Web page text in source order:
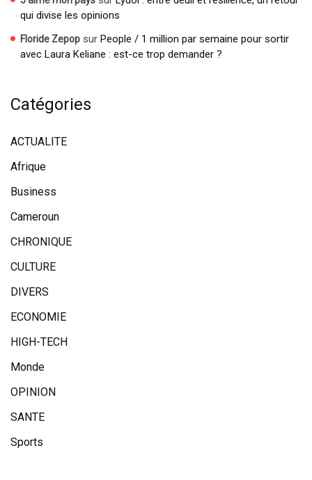
qui divise les opinions
Floride Zepop sur People / 1 million par semaine pour sortir
avec Laura Keliane : est-ce trop demander ?
Catégories
ACTUALITE
Afrique
Business
Cameroun
CHRONIQUE
CULTURE
DIVERS
ECONOMIE
HIGH-TECH
Monde
OPINION
SANTE
Sports